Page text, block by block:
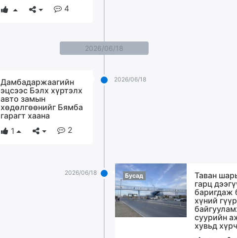
4
2026/06/18
2026/06/18
Дамбадаржаагийн
эцсээс Бэлх хүртэлх
авто замын
хөдөлгөөнийг Бямба
гарагт хаана
1
2
2026/06/18 Бусад
Таван
гарц
баригдаж
хүний
суурийн
хувьд